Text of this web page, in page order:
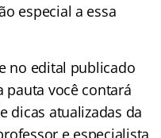
especial a essa
no edital publicado
pauta você contará
dicas atualizadas da
e especialista